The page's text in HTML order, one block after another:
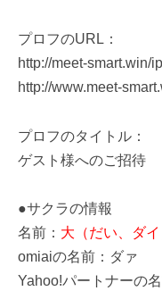
プロフのURL：
http://meet-smart.win/
http://www.meet-
プロフのタイトル：
ゲスト様へのご招待
●サクラの情報
名前： 大（だい、ダ
omiaiの名前：ダァ
Yahoo!パートナーの